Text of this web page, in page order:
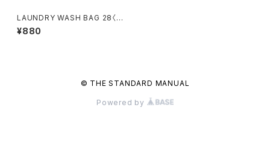
LAUNDRY WASH BAG 28〈S
AFETY YELLOW〉
¥880
© THE STANDARD MANUAL
Powered by